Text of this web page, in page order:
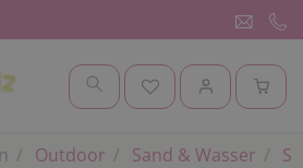
Outdoor Sand & Wasser